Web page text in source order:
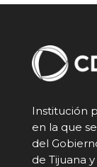
Institución
en la que
del
de Tijuana